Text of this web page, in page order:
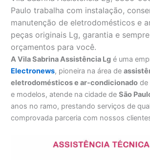
Paulo trabalha com instalação,
manutenção de eletrodomésticos e
peças originais Lg, garantia e
orçamentos para você.
A Vila Sabrina Assistência Lg é uma
Electronews, pioneira na área de
eletrodomésticos e ar-condicionado de
e modelos, atende na cidade deSão
anos no ramo, prestando serviços de
comprovada parceria com nossos